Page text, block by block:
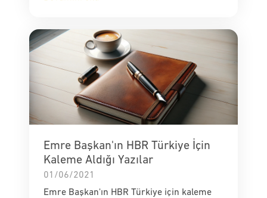
Emre Başkan'ın HBR Türkiye İçin
Kaleme Aldığı Yazılar
01/06/2021
Emre Başkan'ın HBR Türkiye için kaleme